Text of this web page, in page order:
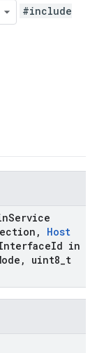
#include
Service
,
Host
Id in
, uint8 t